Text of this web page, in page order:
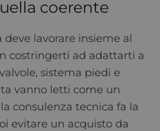
coerente
lavorare insieme al
costringerti ad adattarti a
sistema piedi e
vanno letti come un
consulenza tecnica fa la
evitare un acquisto da